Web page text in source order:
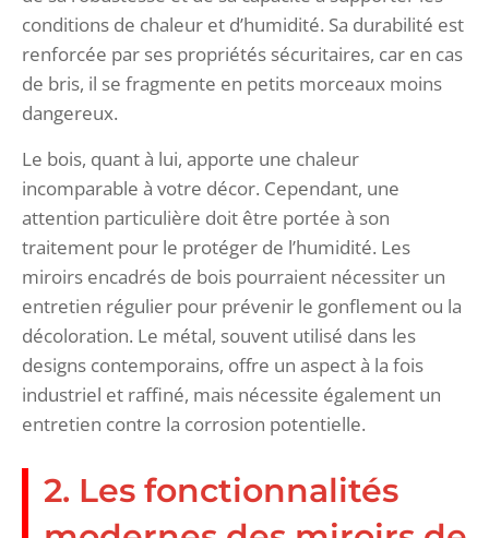
conditions de chaleur et d’humidité. Sa durabilité est
renforcée par ses propriétés sécuritaires, car en cas
de bris, il se fragmente en petits morceaux moins
dangereux.
Le bois, quant à lui, apporte une chaleur
incomparable à votre décor. Cependant, une
attention particulière doit être portée à son
traitement pour le protéger de l’humidité. Les
miroirs encadrés de bois pourraient nécessiter un
entretien régulier pour prévenir le gonflement ou la
décoloration. Le métal, souvent utilisé dans les
designs contemporains, offre un aspect à la fois
industriel et raffiné, mais nécessite également un
entretien contre la corrosion potentielle.
2. Les fonctionnalités